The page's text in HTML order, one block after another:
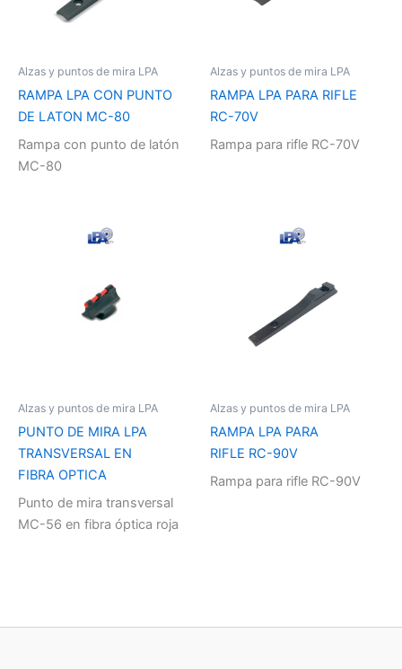
Alzas y puntos de mira LPA
RAMPA LPA CON PUNTO
DE LATON MC-80
Rampa con punto de latón
MC-80
Alzas y puntos de mira LPA
RAMPA LPA PARA RIFLE
RC-70V
Rampa para rifle RC-70V
Alzas y puntos de mira LPA
PUNTO DE MIRA LPA
TRANSVERSAL EN
FIBRA OPTICA
Punto de mira transversal
MC-56 en fibra óptica roja
Alzas y puntos de mira LPA
RAMPA LPA PARA
RIFLE RC-90V
Rampa para rifle RC-90V